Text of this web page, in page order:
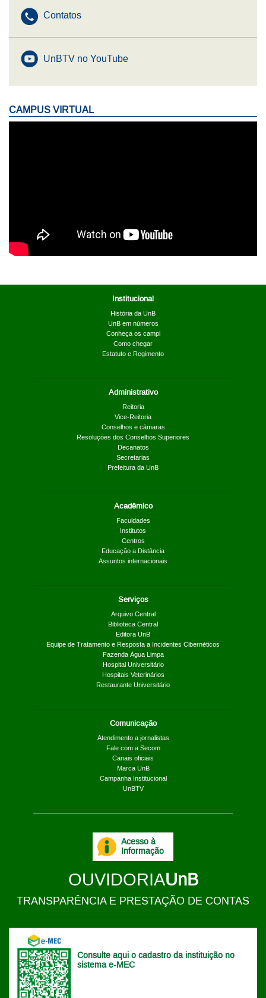
Contatos
UnBTV no YouTube
CAMPUS VIRTUAL
Institucional
História da UnB
UnB em números
Conheça os campi
Como chegar
Estatuto e Regimento
Administrativo
Reitoria
Vice-Reitoria
Conselhos e câmaras
Resoluções dos Conselhos Superiores
Decanatos
Secretarias
Prefeitura da UnB
Acadêmico
Faculdades
Institutos
Centros
Educação a Distância
Assuntos internacionais
Serviços
Arquivo Central
Biblioteca Central
Editora UnB
Equipe de Tratamento e Resposta a Incidentes Cibernéticos
Fazenda Água Limpa
Hospital Universitário
Hospitais Veterinários
Restaurante Universitário
Comunicação
Atendimento a jornalistas
Fale com a Secom
Canais oficiais
Marca UnB
Campanha Institucional
UnBTV
Consulte aqui o cadastro da instituição no
sistema e-MEC
Acesso à
Informação
OUVIDORIAUnB
TRANSPARÊNCIA E PRESTAÇÃO DE CONTAS